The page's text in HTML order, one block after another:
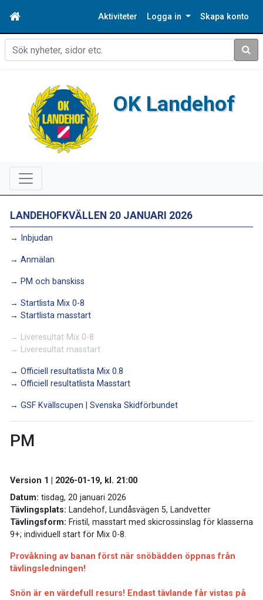
Aktiviteter Logga in Skapa konto
Sök
OK Landehof
LANDEHOFKVÄLLEN 20 JANUARI 2026
→ Inbjudan
→ Anmälan
→ PM och banskiss
→ Startlista Mix 0-8
→ Startlista masstart
→ Liveresultat Mix 0-8
→ Liveresultat masstart
→ Officiell resultatlista Mix 0.8
→ Officiell resultatlista Masstart
→ GSF Kvällscupen | Svenska Skidförbundet
PM
Version 1 | 2026-01-19, kl. 21:00
Datum: tisdag, 20 januari 2026
Tävlingsplats: Landehof, Lundåsvägen 5, Landvetter
Tävlingsform: Fristil, masstart med skicrossinslag för klasserna
9+; individuell start för Mix 0-8.
Provåkning av banan först när snöbädden öppnas från
tävlingsledningen!
Snön är en värdefull resurs! Endast tävlande får vistas på